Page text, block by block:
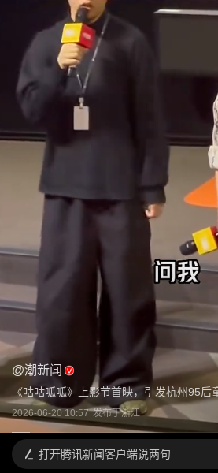
@潮新闻
《咕咕呱呱》上影节首映，引发杭州95后
2026-06-20 10:57 发布于浙江
打开腾讯新闻客户端说两句